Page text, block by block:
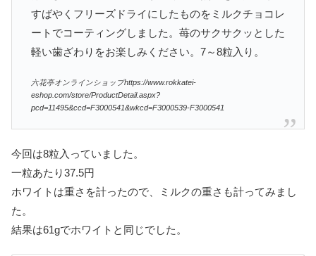
すばやくフリーズドライにしたものをミルクチョコレ
ートでコーティングしました。苺のサクサクッとした
軽い歯ざわりをお楽しみください。7～8粒入り。
六花亭オンラインショップhttps://www.rokkatei-
eshop.com/store/ProductDetail.aspx?
pcd=11495&ccd=F3000541&wkcd=F3000539-F3000541
今回は8粒入っていました。
一粒あたり37.5円
ホワイトは重さを計ったので、ミルクの重さも計ってみまし
た。
結果は61gでホワイトと同じでした。